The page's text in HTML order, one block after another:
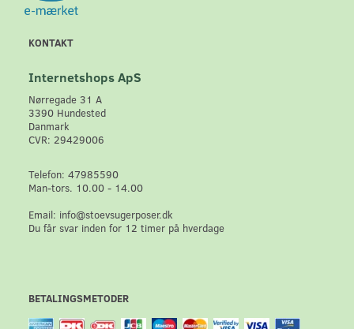
KONTAKT
Internetshops ApS
Nørregade 31 A
3390 Hundested
Danmark
CVR: 29429006
Telefon: 47985590
Man-tors. 10.00 - 14.00
Email: info@stoevsugerposer.dk
Du får svar inden for 12 timer på hverdage
BETALINGSMETODER